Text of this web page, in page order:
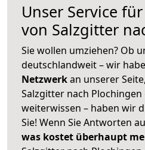
Unser Service
von Salzgitter
Sie wollen umziehen? Ob
deutschlandweit – wir
Netzwerkan unserer
Salzgitter nach
weiterwissen – haben wir
Sie! Wenn Sie Antworten
was kostet überhaupt